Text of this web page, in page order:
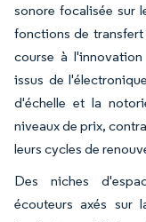
sonore focalisée sur
fonctions de transfert
course à
issus de
d'échelle et la
niveaux de prix,
leurs cycles de
Des niches
écouteurs axés sur